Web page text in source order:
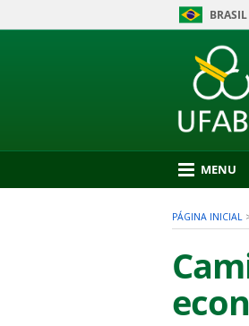
BRASIL
MENU
PÁGINA INICIAL